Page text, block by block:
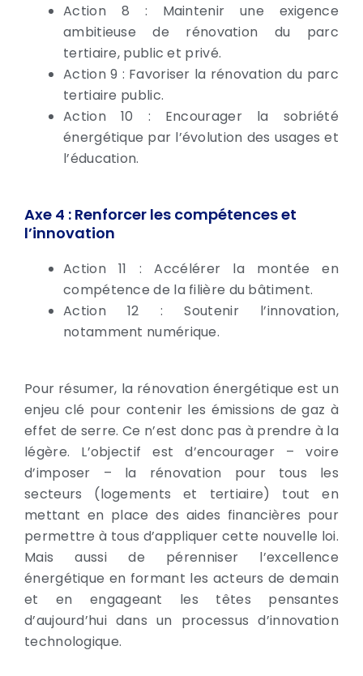
Action 8 : Maintenir une exigence
ambitieuse de rénovation du parc
tertiaire, public et privé.
Action 9 : Favoriser la rénovation du parc
tertiaire public.
Action 10 : Encourager la sobriété
énergétique par l’évolution des usages et
l’éducation.
Axe 4 : Renforcer les compétences et
l’innovation
Action 11 : Accélérer la montée en
compétence de la filière du bâtiment.
Action 12 : Soutenir l’innovation,
notamment numérique.
Pour résumer, la rénovation énergétique est un
enjeu clé pour contenir les émissions de gaz à
effet de serre. Ce n’est donc pas à prendre à la
légère. L’objectif est d’encourager – voire
d’imposer – la rénovation pour tous les
secteurs (logements et tertiaire) tout en
mettant en place des aides financières pour
permettre à tous d’appliquer cette nouvelle loi.
Mais aussi de pérenniser l’excellence
énergétique en formant les acteurs de demain
et en engageant les têtes pensantes
d’aujourd’hui dans un processus d’innovation
technologique.